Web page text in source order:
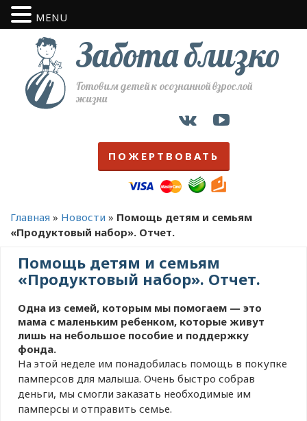
Забота близко
Готовим детей к осознанной взрослой
жизни
ПОЖЕРТВОВАТЬ
Главная » Новости » Помощь детям и семьям
«Продуктовый набор». Отчет.
Помощь детям и семьям
«Продуктовый набор». Отчет.
Одна из семей, которым мы помогаем — это
мама с маленьким ребенком, которые живут
лишь на небольшое пособие и поддержку
фонда.
На этой неделе им понадобилась помощь в покупке
памперсов для малыша. Очень быстро собрав
деньги, мы смогли заказать необходимые им
памперсы и отправить семье.
MENU